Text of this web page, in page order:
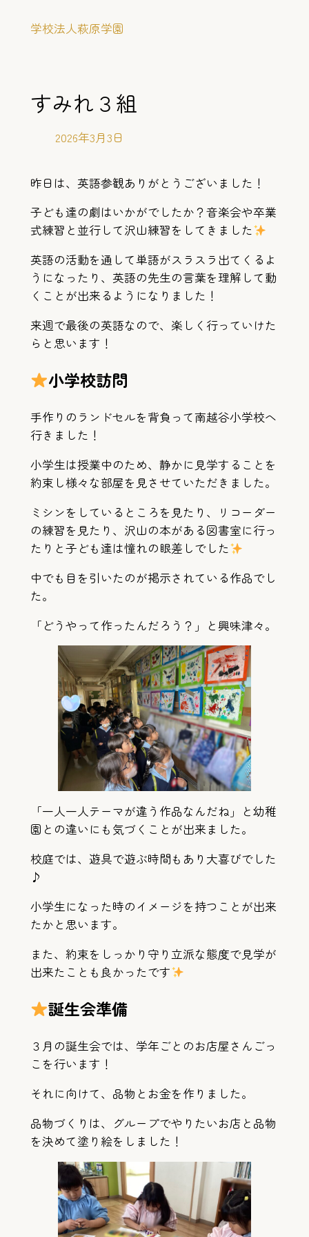
学校法人萩原学園
すみれ３組
2026年3月3日
昨日は、英語参観ありがとうございました！
子ども達の劇はいかがでしたか？音楽会や卒業
式練習と並行して沢山練習をしてきました
英語の活動を通して単語がスラスラ出てくるよ
うになったり、英語の先生の言葉を理解して動
くことが出来るようになりました！
来週で最後の英語なので、楽しく行っていけた
らと思います！
小学校訪問
手作りのランドセルを背負って南越谷小学校へ
行きました！
小学生は授業中のため、静かに見学することを
約束し様々な部屋を見させていただきました。
ミシンをしているところを見たり、リコーダー
の練習を見たり、沢山の本がある図書室に行っ
たりと子ども達は憧れの眼差しでした
中でも目を引いたのが掲示されている作品でし
た。
「どうやって作ったんだろう？」と興味津々。
「一人一人テーマが違う作品なんだね」と幼稚
園との違いにも気づくことが出来ました。
校庭では、遊具で遊ぶ時間もあり大喜びでした
♪
小学生になった時のイメージを持つことが出来
たかと思います。
また、約束をしっかり守り立派な態度で見学が
出来たことも良かったです
誕生会準備
３月の誕生会では、学年ごとのお店屋さんごっ
こを行います！
それに向けて、品物とお金を作りました。
品物づくりは、グループでやりたいお店と品物
を決めて塗り絵をしました！